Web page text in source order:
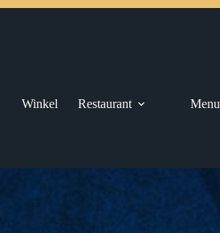
Winkel Restaurant Menu